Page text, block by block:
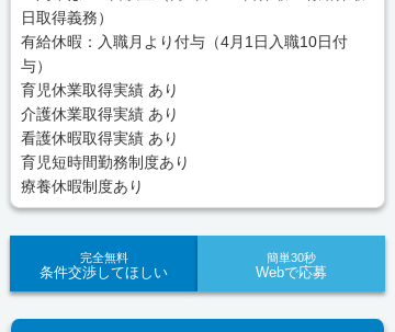
日取得義務）
有給休暇：入職月より付与（4月1日入職10日付
与）
育児休業取得実績 あり
介護休業取得実績 あり
看護休暇取得実績 あり
育児短時間勤務制度あり
療養休暇制度あり
完全無料
条件交渉してほしい
簡単30秒
Webで応募